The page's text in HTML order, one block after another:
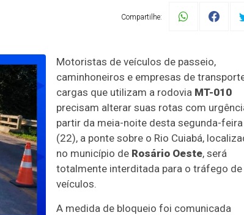
Compartilhe:
Motoristas de veículos de passeio,
caminhoneiros e empresas de
cargas que utilizam a rodovia MT-010
precisam alterar suas rotas com
partir da meia-noite desta segunda-feira
(22), a ponte sobre o Rio Cuiabá,
no município de Rosário Oeste, será
totalmente interditada para o tráfego de
veículos.
A medida de bloqueio foi comunicada